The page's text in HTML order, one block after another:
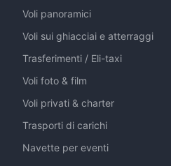
Voli panoramici
Voli sui ghiacciai e atterraggi
Trasferimenti / Eli-taxi
Voli foto & film
Voli privati & charter
Trasporti di carichi
Navette per eventi